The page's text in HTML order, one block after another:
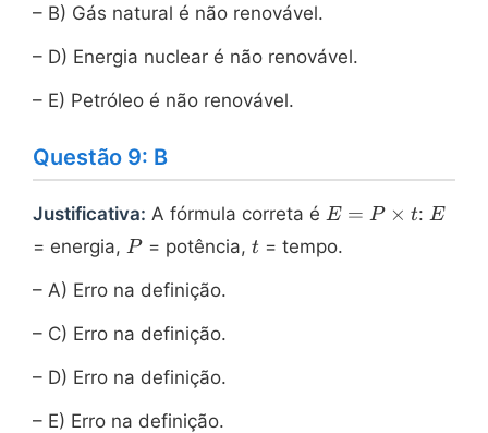
– B) Gás natural é não renovável.
– D) Energia nuclear é não renovável.
– E) Petróleo é não renovável.
Questão 9: B
Justificativa: A fórmula correta é E = P
t
E = P × t: E
E
= energia, P
P= potência, t
t= tempo.
– A) Erro na definição.
– C) Erro na definição.
– D) Erro na definição.
– E) Erro na definição.